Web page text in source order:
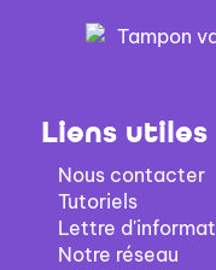
Liens utiles
Nous contacter
Tutoriels
Lettre
Notre réseau